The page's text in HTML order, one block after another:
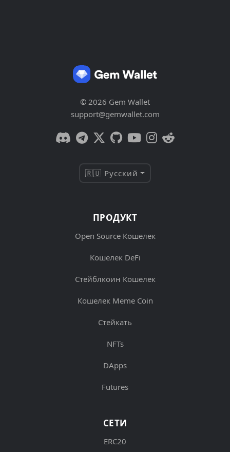
© 2026 Gem Wallet
support@gemwallet.com
🇷🇺 Русский
ПРОДУКТ
Open Source Кошелек
Кошелек DeFi
Стейблкоин Кошелек
Кошелек Meme Coin
Стейкать
NFTs
DApps
Futures
СЕТИ
ERC20